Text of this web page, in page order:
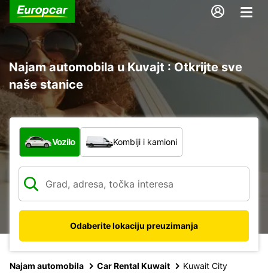
Najam automobila u Kuvajt : Otkrijte sve
naše stanice
Koja vrsta vozila?
Vozilo Kombiji i kamioni
Odaberite lokaciju preuzimanja
Najam automobila Car Rental Kuwait Kuwait City